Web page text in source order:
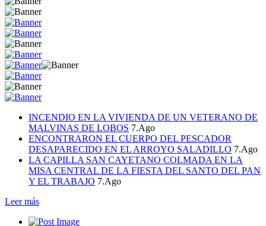
INCENDIO EN LA VIVIENDA DE UN VETERANO DE
MALVINAS DE LOBOS 7.Ago
ENCONTRARON EL CUERPO DEL PESCADOR
DESAPARECIDO EN EL ARROYO SALADILLO 7.Ago
LA CAPILLA SAN CAYETANO COLMADA EN LA
MISA CENTRAL DE LA FIESTA DEL SANTO DEL PAN
Y EL TRABAJO 7.Ago
Leer más